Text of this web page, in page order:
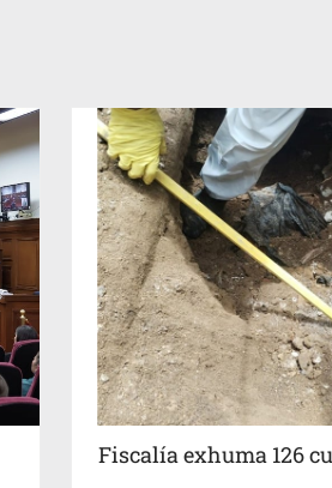
Fiscalía exhuma 126